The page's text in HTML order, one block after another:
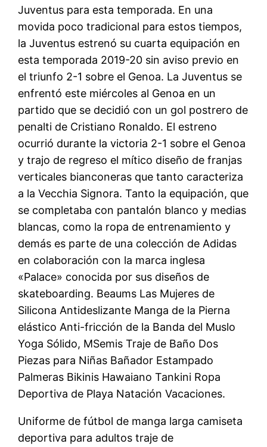
Juventus para esta temporada. En una
movida poco tradicional para estos tiempos,
la Juventus estrenó su cuarta equipación en
esta temporada 2019-20 sin aviso previo en
el triunfo 2-1 sobre el Genoa. La Juventus se
enfrentó este miércoles al Genoa en un
partido que se decidió con un gol postrero de
penalti de Cristiano Ronaldo. El estreno
ocurrió durante la victoria 2-1 sobre el Genoa
y trajo de regreso el mítico diseño de franjas
verticales bianconeras que tanto caracteriza
a la Vecchia Signora. Tanto la equipación, que
se completaba con pantalón blanco y medias
blancas, como la ropa de entrenamiento y
demás es parte de una colección de Adidas
en colaboración con la marca inglesa
«Palace» conocida por sus diseños de
skateboarding. Beaums Las Mujeres de
Silicona Antideslizante Manga de la Pierna
elástico Anti-fricción de la Banda del Muslo
Yoga Sólido, MSemis Traje de Baño Dos
Piezas para Niñas Bañador Estampado
Palmeras Bikinis Hawaiano Tankini Ropa
Deportiva de Playa Natación Vacaciones.
Uniforme de fútbol de manga larga camiseta
deportiva para adultos traje de